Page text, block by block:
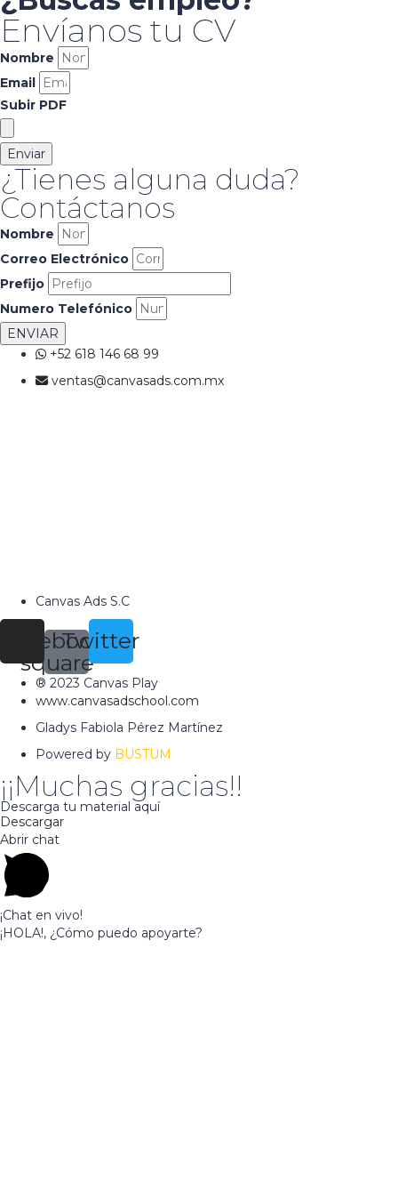
Envíanos tu CV
Nombre
Email
Subir PDF
Enviar
¿Tienes alguna duda?
Contáctanos
Nombre
Correo Electrónico
Prefijo
Numero Telefónico
ENVIAR
+52 618 146 68 99
ventas@canvasads.com.mx
Canvas Ads S.C
Facebook-
square
Twitter
® 2023 Canvas Play
www.canvasadschool.com
Gladys Fabiola Pérez Martínez
Powered by BUSTUM
¡¡Muchas gracias!!
Descarga tu material aquí
Descargar
Abrir chat
¡Chat en vivo!
¡HOLA!, ¿Cómo puedo apoyarte?